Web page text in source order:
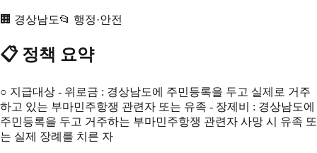
🏢 경상남도📂 행정·안전
📋 정책 요약
○ 지급대상 - 위로금 : 경상남도에 주민등록을 두고 실제로 거주
하고 있는 부마민주항쟁 관련자 또는 유족 - 장제비 : 경상남도에
주민등록을 두고 거주하는 부마민주항쟁 관련자 사망 시 유족 또
는 실제 장례를 치른 자